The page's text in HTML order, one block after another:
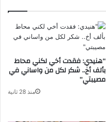
“هنيدي: فقدت أخي لكني محاط
بألف أخ.. شكر لكل من واساني في
مصيبتي”
منذ 28 ثانية